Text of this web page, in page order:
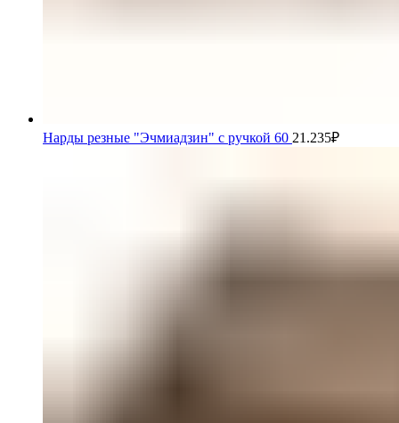
Нарды резные "Эчмиадзин" с ручкой 60 21.235₽